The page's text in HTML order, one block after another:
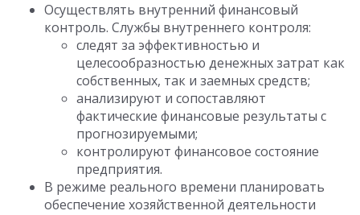
Осуществлять внутренний финансовый
контроль. Службы внутреннего контроля:
следят за эффективностью и
целесообразностью денежных затрат как
собственных, так и заемных средств;
анализируют и сопоставляют
фактические финансовые результаты с
прогнозируемыми;
контролируют финансовое состояние
предприятия.
В режиме реального времени планировать
обеспечение хозяйственной деятельности